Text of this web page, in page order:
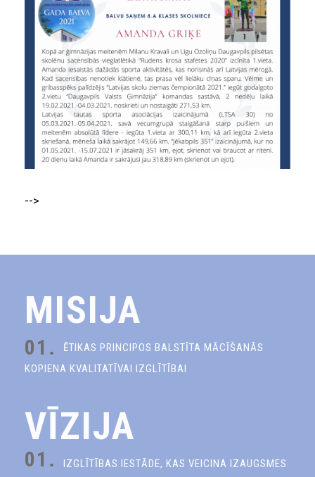
-->
MISIJA
01.
ĒTIKAS PRINCIPOS BALSTĪTA MĀCĪŠANĀS
KOPIENA KVALITATĪVAI IZGLĪTĪBAI
VĪZIJA
01.
IZGLĪTĪBAS IESTĀDE, KAS VEICINA IZAUGSMES